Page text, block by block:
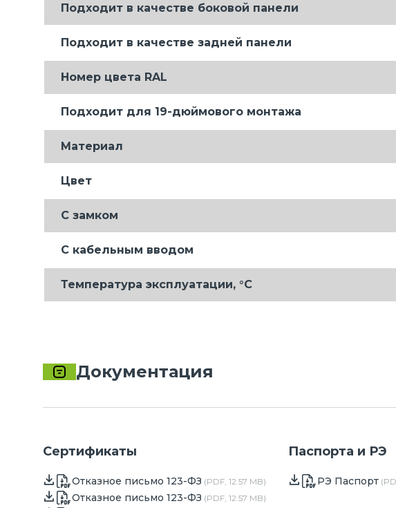
Подходит в качестве боковой панели
Подходит в качестве задней панели
Номер цвета RAL
Подходит для 19-дюймового монтажа
Материал
Цвет
С замком
С кабельным вводом
Температура эксплуатации, °C
Документация
Сертификаты
Отказное письмо 123-ФЗ (PDF, 12.57 MB)
Отказное письмо 123-ФЗ (PDF, 12.57 MB)
Паспорта и РЭ
РЭ Паспорт